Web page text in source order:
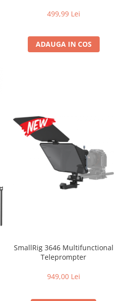
499,99 Lei
ADAUGA IN COS
SmallRig 3646 Multifunctional
Teleprompter
949,00 Lei